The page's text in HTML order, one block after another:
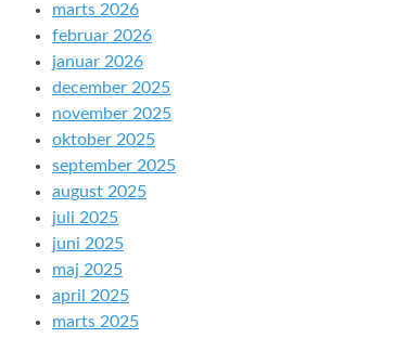
marts 2026
februar 2026
januar 2026
december 2025
november 2025
oktober 2025
september 2025
august 2025
juli 2025
juni 2025
maj 2025
april 2025
marts 2025